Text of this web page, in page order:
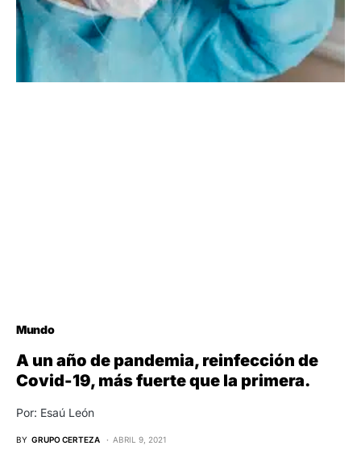
Mundo
A un año de pandemia, reinfección de
Covid-19, más fuerte que la primera.
Por: Esaú León
BY GRUPO CERTEZA ABRIL 9, 2021